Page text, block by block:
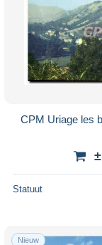
CPM Uriage les
Statuut
Nieuw